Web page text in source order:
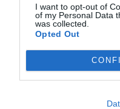
I want to opt-out of
of my Personal Data
was collected.
Opted Out